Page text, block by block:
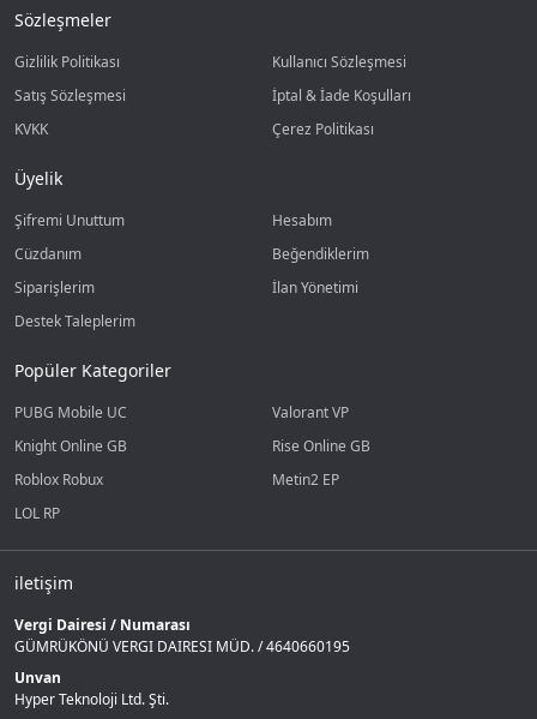
Sözleşmeler
Gizlilik Politikası
Kullanıcı Sözleşmesi
Satış Sözleşmesi
İptal & İade Koşulları
KVKK
Çerez Politikası
Üyelik
Şifremi Unuttum
Hesabım
Cüzdanım
Beğendiklerim
Siparişlerim
İlan Yönetimi
Destek Taleplerim
Popüler Kategoriler
PUBG Mobile UC
Valorant VP
Knight Online GB
Rise Online GB
Roblox Robux
Metin2 EP
LOL RP
iletişim
Vergi Dairesi / Numarası
GÜMRÜKÖNÜ VERGI DAIRESI MÜD. / 4640660195
Unvan
Hyper Teknoloji Ltd. Şti.